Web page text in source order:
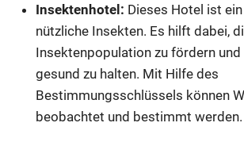
Insektenhotel: Dieses Hotel ist
nützliche Insekten. Es hilft dabei,
Insektenpopulation zu fördern und
gesund zu halten. Mit Hilfe des
Bestimmungsschlüssels können
beobachtet und bestimmt werden.